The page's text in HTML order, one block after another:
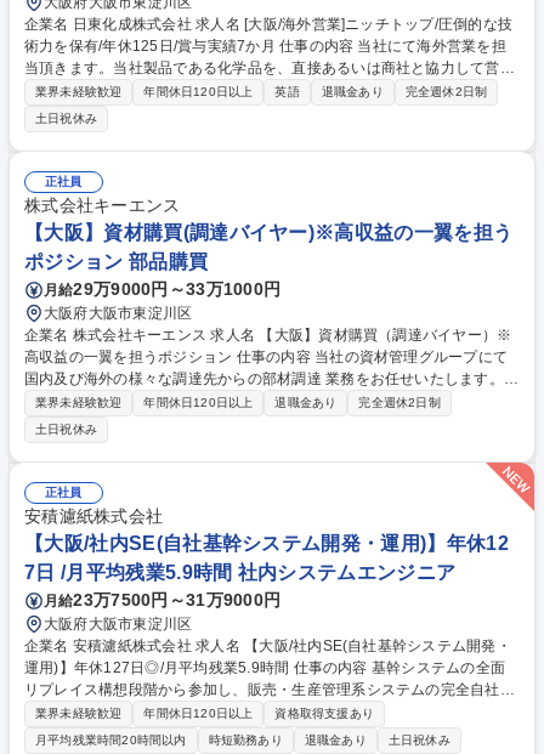
企業名 日東化成株式会社 求人名 [大阪/海外営業]ニッチトップ/圧倒的な技
術力を保有/年休125日/賞与実績7か月 仕事の内容 当社にて海外営業を担
当頂きます。当社製品である化学品を、直接あるいは商社と協力して営業
活動を行い市場シェア拡大に取り組んで頂きます。国内では、メールやTE
Lでの業務が中心でサンプル品を出したり、商社や エンドユーザーからの
問い合わせに対応していきます。海外出張先は、中国、韓国、台湾、ASE
AN、中東、ヨーロッパ、アメリカ、南米など全世界を股にかけての仕事
となります。 【製品】ファインケミカルズ製品(安定剤、化成品、船底の
汚れを防ぐ添加剤など)【営業スタイル】海外の現地メーカーへ営業を行
い受注を獲得(新規2割・既存8割)【提案先】接着剤メーカー、塗料メーカ
ー、プラスチックメーカー等 募集職種 [大阪/海外営業]ニッチトップ/圧倒
的な技術力を保有/年休125日/賞与実績7か月
業界未経験歓迎 年間休日120日以上 英語 退職金あり
完全週休2日制
土日祝休み
正社員
株式会社キーエンス
【大阪】資材購買(調達バイヤー)※高収益の一翼を担う
ポジション 部品購買
月給29万9000円～33万1000円
大阪府大阪市東淀川区
企業名 株式会社キーエンス 求人名 【大阪】資材購買（調達バイヤー）※
高収益の一翼を担うポジション 仕事の内容 当社の資材管理グループにて
国内及び海外の様々な調達先からの部材調達 業務をお任せいたします。世
界中から、適正な品質・最適なコストで部材調達を行うやりがいある仕事
です。 バイヤーは当社の特徴である高収益・ファブレス・即日出荷の一翼
を担っています。会社業績への貢献が実感できる仕事です。 【詳細】■部
材調達：発注~検収までの一連業務■納期交渉：調達先との交渉業務■取引
先管理：調達先への管理・指導など 【やりがい】オープンでフラットな社
風ですので、1人1人が自身で考え、責任を持って、自律的に働くことがで
きます。 募集職種 【大阪】資材購買（調達バイヤー）※高収益の一翼を
担うポジション
業界未経験歓迎 年間休日120日以上 退職金あり
完全週休2日制
土日祝休み
正社員
安積濾紙株式会社
【大阪/社内SE(自社基幹システム開発・運用)】年休12
7日 /月平均残業5.9時間 社内システムエンジニア
月給23万7500円～31万9000円
大阪府大阪市東淀川区
企業名 安積濾紙株式会社 求人名 【大阪/社内SE(自社基幹システム開発・
運用)】年休127日◎/月平均残業5.9時間 仕事の内容 基幹システムの全面
リプレイス構想段階から参加し、販売・生産管理系システムの完全自社開
発やＩＴインフラ運用まで幅広く担当します。要件定義から行い、将来は
情報システム部門を牽引するリーダーを目指せます。 ■販売・生産系基幹
業界未経験歓迎 年間休日120日以上
資格取得支援あり
月平均残業時間20時間以内
時短勤務あり 退職金あり 土日祝休み